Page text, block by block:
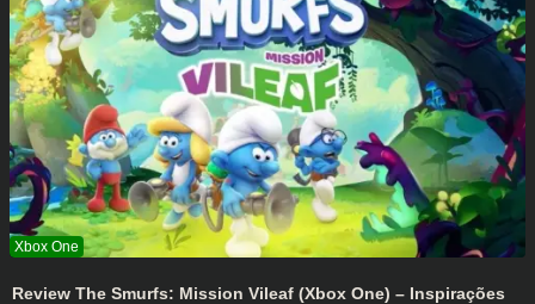
Review The Smurfs: Mission Vileaf (Xbox One) – Inspirações